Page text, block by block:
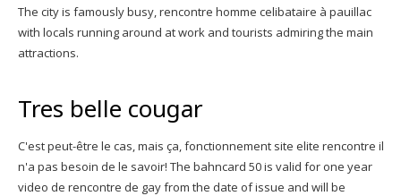
The city is famously busy, rencontre homme celibataire à pauillac
with locals running around at work and tourists admiring the main
attractions.
Tres belle cougar
C'est peut-être le cas, mais ça, fonctionnement site elite rencontre il
n'a pas besoin de le savoir! The bahncard 50 is valid for one year
video de rencontre de gay from the date of issue and will be